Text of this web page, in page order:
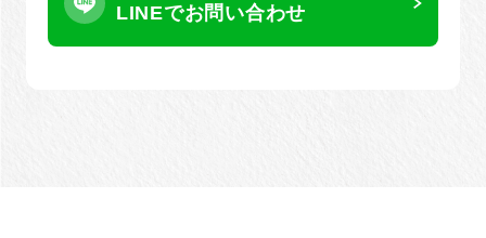
LINEでお問い合わせ